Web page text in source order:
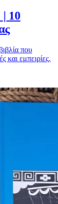
10
που
και εμπειρίες.